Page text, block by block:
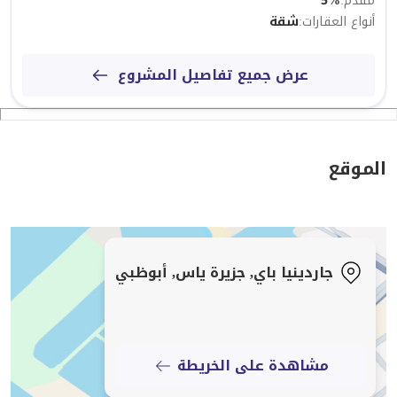
لمزيد من التفاصيل، يرجى الاتصال بالسيد غفران
أنواع العقارات:شقة
عرض جميع تفاصيل المشروع
الموقع
جاردينيا باي, جزيرة ياس, أبوظبي
مشاهدة على الخريطة